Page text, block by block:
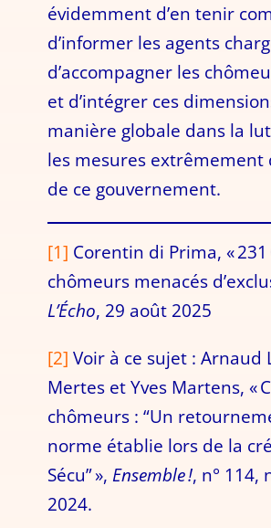
évidemment d’en tenir
d’informer les agents
d’accompagner les
et d’intégrer ces
manière globale dans la
les mesures extrêmement
de ce gouvernement.
[1] Corentin di Prima, « 231
chômeurs menacés
L’Écho, 29 août 2025
[2] Voir à ce sujet : Arnaud
Mertes et Yves Martens, «
chômeurs : “Un
norme établie lors de la
Sécu” », Ensemble!, n° 114,
2024.